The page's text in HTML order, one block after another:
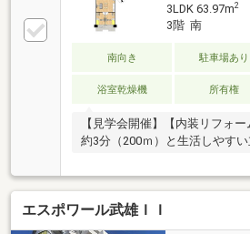
3LDK 63.97m2
3階 南
南向き 駐車場あり
浴室乾燥機 所有権
【見学会開催】【内装リフォ
約3分（200ｍ）と生活しやす
エスポワール武雄ＩＩ